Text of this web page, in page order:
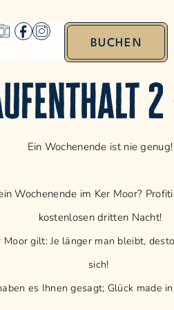
BUCHEN
2
Ein Wochenende ist nie genug!
Wochenende im Ker Moor?
kostenlosen dritten Nacht!
Moor gilt: Je länger man bleibt,
sich!
es Ihnen gesagt; Glück made